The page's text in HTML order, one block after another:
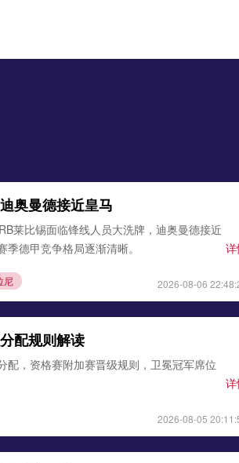
奥曼德接近皇马
莱比锡面临锋线人员大洗牌，迪奥曼德接近
德甲竞争格局逐渐清晰。
尼 2026-08-06
配规则解读
，资格赛附加赛晋级规则，卫冕冠军席位
2026-08-05